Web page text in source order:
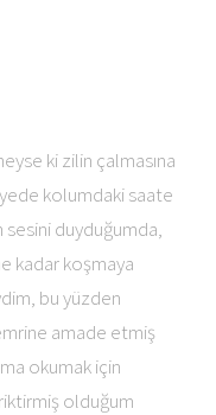
ki zilin çalmasına
kolumdaki saate
duyduğumda,
kadar koşmaya
bu yüzden
amade etmiş
okumak için
olduğum